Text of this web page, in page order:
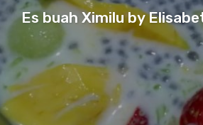
Es buah Ximilu by